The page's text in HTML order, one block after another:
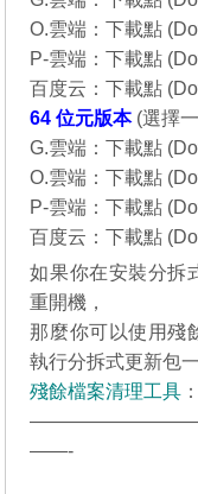
O.雲端：下載點
P-雲端：下載點
百度云：下載點
64 位元版本(選擇
G.雲端：下載點
O.雲端：下載點
P-雲端：下載點
百度云：下載點
如果你在安裝分拆
重開機，
那麼你可以使用殘
執行分拆式更新包一
殘餘檔案清理工具
——-